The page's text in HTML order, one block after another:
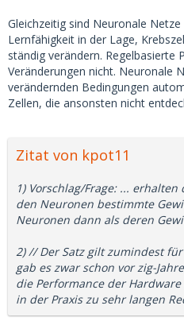
Gleichzeitig sind Neuronale
Lernfähigkeit in der Lage,
ständig verändern. Regelbasierte
Veränderungen nicht. Neuronale
verändernden Bedingungen
Zellen, die ansonsten nicht
Zitat von kpot11
1) Vorschlag/Frage: ...
den Neuronen bestimmte
Neuronen dann als deren
2) // Der Satz gilt zumindest
gab es zwar schon vor zig-
die Performance der
in der Praxis zu sehr langen